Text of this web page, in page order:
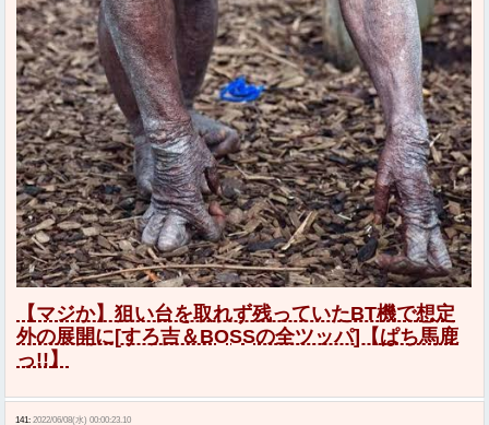
【マジか】狙い台を取れず残っていたBT機で想定
外の展開に[すろ吉＆BOSSの全ツッパ]【ぱち馬鹿
っ!!】
141: 2022/06/08(水) 00:00:23.10